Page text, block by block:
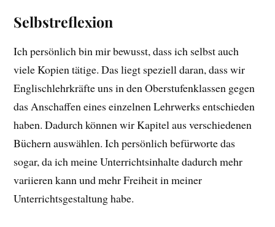
Selbstreflexion
Ich persönlich bin mir bewusst, dass ich selbst auch
viele Kopien tätige. Das liegt speziell daran, dass wir
Englischlehrkräfte uns in den Oberstufenklassen gegen
das Anschaffen eines einzelnen Lehrwerks entschieden
haben. Dadurch können wir Kapitel aus verschiedenen
Büchern auswählen. Ich persönlich befürworte das
sogar, da ich meine Unterrichtsinhalte dadurch mehr
variieren kann und mehr Freiheit in meiner
Unterrichtsgestaltung habe.